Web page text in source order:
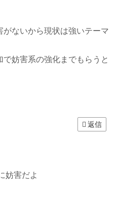
ないから現状は強いテーマ
妨害系の強化までもらうと
返信
妨害だよ